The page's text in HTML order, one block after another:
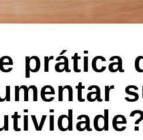
prática